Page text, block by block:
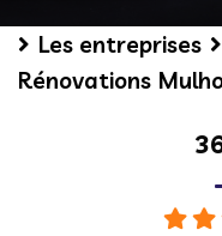
Les entreprises
Rénovations